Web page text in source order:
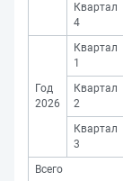
Квартал
4
Год
2026
Квартал
1
Квартал
2
Квартал
3
Всего